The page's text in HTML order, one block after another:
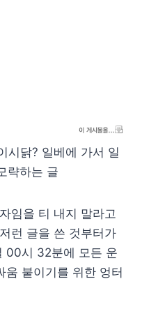
시닭? 일베에 가서 일
략하는 글
임을 티 내지 말라고
런 글을 쓴 것부터가
00시 32분에 모든 운
움 붙이기를 위한 엉터